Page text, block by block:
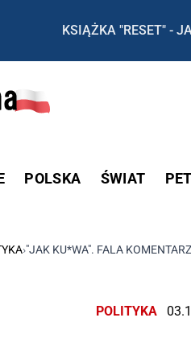
KSIĄŻKA "RESET" -
POLSKA ŚWIAT
›"JAK KU*WA". FALA
POLITYKA